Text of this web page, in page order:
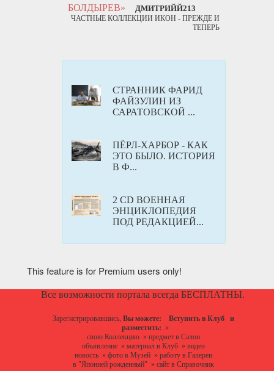
БОЛДЫРЕВ»
ДМИТРИЙЙ213
ЧАСТНЫЕ КОЛЛЕКЦИИ ИКОН - ПРЕЖДЕ И
ТЕПЕРЬ
СТРАННИК ФАРИД
ФАЙЗУЛИН ИЗ
САРАТОВСКОЙ ...
ПЁРЛ-ХАРБОР - КАК
ЭТО БЫЛО. ИСТОРИЯ
В Ф...
2 CD ВОЕННАЯ
ЭНЦИКЛОПЕДИЯ
ПОД РЕДАКЦИЕЙ...
This feature is for Premium users only!
Все возможности портала всегда БЕСПЛАТНЫ.
Зарегистрировавшись, Вы можете: Вступить в Клуб
и
разместить: »
свою Коллекцию» предмет в Салон
объявление» материал в Клуб» видео
новость» фото в Музей» работу в Галереи
в "Японией рожденный" » сайт в Справочник